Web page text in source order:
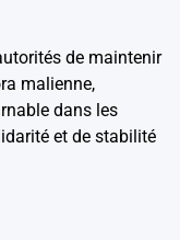
de maintenir
malienne,
dans les
et de stabilité